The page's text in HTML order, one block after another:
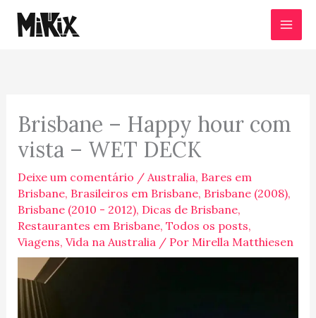
para
Brisbane – Happy hour com
vista – WET DECK
Deixe um comentário / Australia, Bares em
Brisbane, Brasileiros em Brisbane, Brisbane (2008),
Brisbane (2010 - 2012), Dicas de Brisbane,
Restaurantes em Brisbane, Todos os posts,
Viagens, Vida na Australia/ Por Mirella Matthiesen